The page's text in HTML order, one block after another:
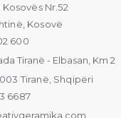
Kosovës Nr.52
Kosovë
600
Tiranë - Elbasan, Km 2
Tiranë, Shqipëri
6687